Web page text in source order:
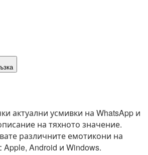
актуални усмивки на WhatsApp и
на тяхното значение.
различните емотикони на
Apple, Android и Windows.